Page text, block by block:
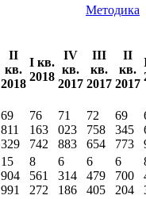
Методика
II
кв.
2018
I кв.
2018
IV
кв.
2017
III
кв.
2017
II
кв.
2017
69
811
329
76
163
742
71
023
883
72
758
654
69
345
773
15
904
991
8
561
272
6
314
186
6
479
405
6
700
204